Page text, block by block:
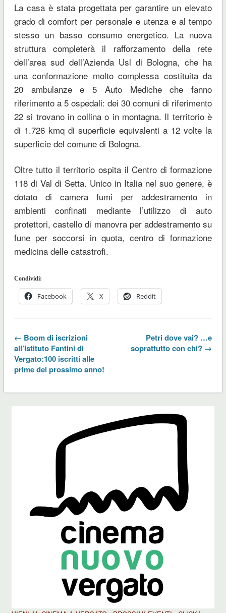
La casa è stata progettata per garantire un elevato
grado di comfort per personale e utenza e al tempo
stesso un basso consumo energetico. La nuova
struttura completerà il rafforzamento della rete
dell’area sud dell’Azienda Usl di Bologna, che ha
una conformazione molto complessa costituita da
20 ambulanze e 5 Auto Mediche che fanno
riferimento a 5 ospedali: dei 30 comuni di riferimento
22 si trovano in collina o in montagna. Il territorio è
di 1.726 kmq di superficie equivalenti a 12 volte la
superficie del comune di Bologna.
Oltre tutto il territorio ospita il Centro di formazione
118 di Val di Setta. Unico in Italia nel suo genere, è
dotato di camera fumi per addestramento in
ambienti confinati mediante l’utilizzo di auto
protettori, castello di manovra per addestramento su
fune per soccorsi in quota, centro di formazione
medicina delle catastrofi.
Condividi:
Facebook X Reddit
← Boom di iscrizioni
all’Istituto Fantini di
Vergato:100 iscritti alle
prime del prossimo anno!
Petri dove vai? …e
soprattutto con chi? →